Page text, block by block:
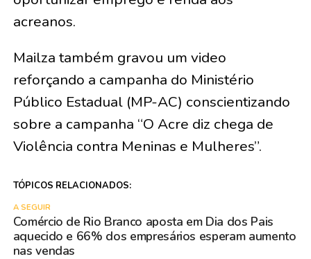
acreanos.
Mailza também gravou um video
reforçando a campanha do Ministério
Público Estadual (MP-AC) conscientizando
sobre a campanha “O Acre diz chega de
Violência contra Meninas e Mulheres”.
TÓPICOS RELACIONADOS:
A SEGUIR
Comércio de Rio Branco aposta em Dia dos Pais
aquecido e 66% dos empresários esperam aumento
nas vendas